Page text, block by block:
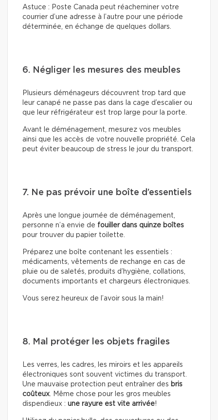
Astuce : Poste Canada peut réacheminer votre
courrier d’une adresse à l’autre pour une période
déterminée, en échange de quelques dollars.
6. Négliger les mesures des meubles
Plusieurs déménageurs découvrent trop tard que
leur canapé ne passe pas dans la cage d’escalier ou
que leur réfrigérateur est trop large pour la porte.
Avant le déménagement, mesurez vos meubles
ainsi que les accès de votre nouvelle propriété. Cela
peut éviter beaucoup de stress le jour du transport.
7. Ne pas prévoir une boîte d’essentiels
Après une longue journée de déménagement,
personne n’a envie de fouiller dans quinze boîtes
pour trouver du papier toilette.
Préparez une boîte contenant les essentiels :
médicaments, vêtements de rechange en cas de
pluie ou de saletés, produits d’hygiène, collations,
documents importants et chargeurs électroniques.
Vous serez heureux de l’avoir sous la main!
8. Mal protéger les objets fragiles
Les verres, les cadres, les miroirs et les appareils
électroniques sont souvent victimes du transport.
Une mauvaise protection peut entraîner des bris
coûteux. Même chose pour les gros meubles
dispendieux : une rayure est vite arrivée!